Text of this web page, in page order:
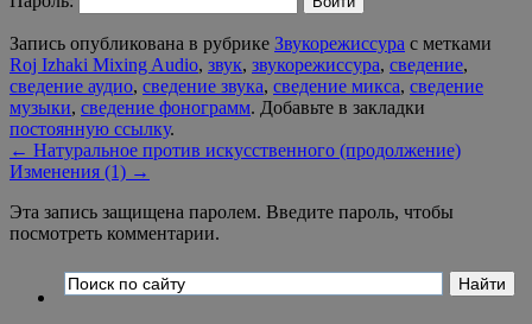
Запись опубликована в рубрике Звукорежиссура с метками
Roj Izhaki Mixing Audio, звук, звукорежиссура, сведение,
сведение аудио, сведение звука, сведение микса, сведение
музыки, сведение фонограмм. Добавьте в закладки
постоянную ссылку.
← Натуральное против искусственного (продолжение)
Изменения (1) →
Эта запись защищена паролем. Введите пароль, чтобы
посмотреть комментарии.